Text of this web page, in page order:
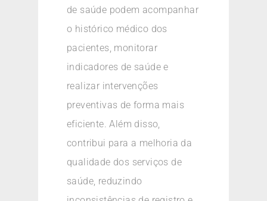
de saúde podem acompanhar
o histórico médico dos
pacientes, monitorar
indicadores de saúde e
realizar intervenções
preventivas de forma mais
eficiente. Além disso,
contribui para a melhoria da
qualidade dos serviços de
saúde, reduzindo